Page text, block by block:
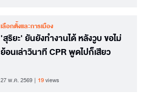
เลือกตั้งและการเมือง
'สุริยะ' ยันยังทำงานได้ หลังวูบ ขอไม่
ย้อนเล่าวินาที CPR พูดไปก็เสียว
27 พ.ค. 2569 19views